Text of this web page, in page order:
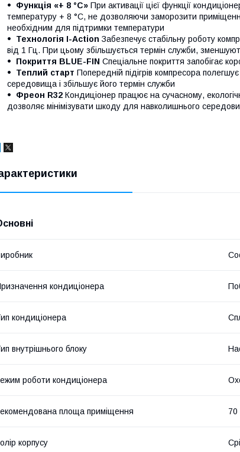
Функція «+ 8 °C» При активації цієї функції
температуру + 8 °C, не дозволяючи заморозити
необхідним для підтримки температури
Технологія I-Action Забезпечує стабільну роботу
від 1 Гц. При цьому збільшується термін служби,
Покриття BLUE-FIN Спеціальне покриття запобігає
Теплий старт Попередній підігрів компресора
середовища і збільшує його термін служби
Фреон R32 Кондиціонер працює на сучасному,
дозволяє мінімізувати шкоду для навколишнього
кондиціонера
кондиціонера
внутрішнього блоку
роботи кондиціонера
площа приміщення 70
корпусу